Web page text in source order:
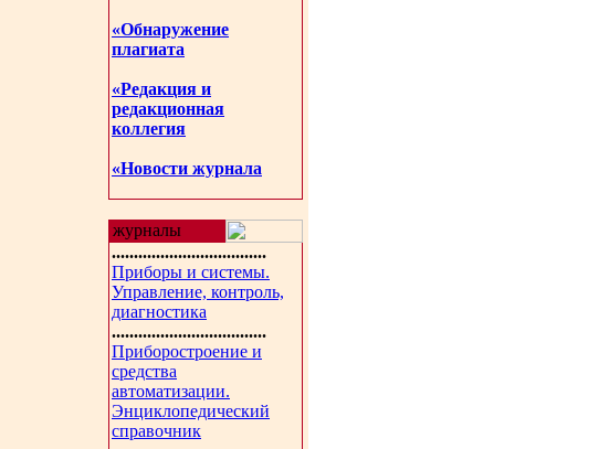
«Обнаружение
плагиата
«Редакция и
редакционная
коллегия
«Новости журнала
журналы
...................................
Приборы и системы.
Управление, контроль,
диагностика
...................................
Приборостроение и
средства
автоматизации.
Энциклопедический
справочник